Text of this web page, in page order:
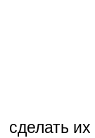
сделать